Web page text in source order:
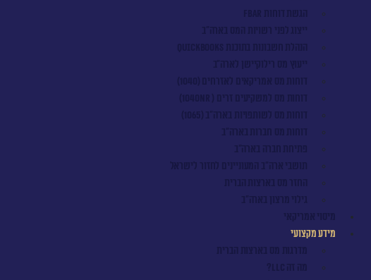
הגשת דוחות FBAR
ייצוג לפני רשויות המס בארה"ב
הנהלת חשבונות בתוכנת QuickBooks
ייעוץ מס רילוקיישן לארה"ב
דוחות מס אמריקאים לאזרחים (1040)
דוחות מס למשקיעים זרים ( 1040NR)
דוחות מס לשותפויות בארה"ב (1065)
דוחות מס חברות בארה"ב
פתיחת חברה בארה"ב
תושבי ארה"ב המעוניינים לחזור לישראל
החזר מס בארצות הברית
גילוי מרצון בארה"ב
מיסוי אמריקאי
מידע מקצועי
מדרגות מס בארצות הברית
מה זה LLC?